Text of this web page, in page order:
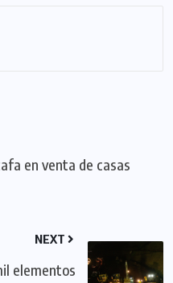
en venta de casas
NEXT
elementos